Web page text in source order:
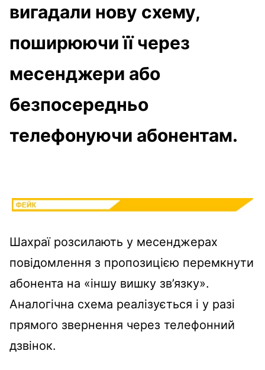
вигадали нову схему,
поширюючи її через
месенджери або
безпосередньо
телефонуючи абонентам.
Шахраї розсилають у месенджерах
повідомлення з пропозицією перемкнути
абонента на «іншу вишку зв’язку».
Аналогічна схема реалізується і у разі
прямого звернення через телефонний
дзвінок.